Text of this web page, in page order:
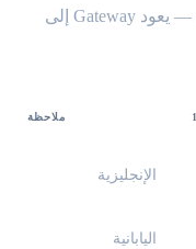
— يعود Gateway إلى
ملاحظة
الإنجليزية
اليابانية